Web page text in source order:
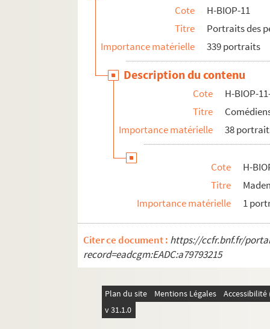
Cote
H-BIOP-11
Titre
Portraits des
Importance matérielle
339 portraits
Description du contenu
Cote
H-BIOP-
Titre
Importance matérielle
38
Cote
H-
Titre
Importance matérielle
1
Citer ce document : https://ccfr.bnf.fr/
record=eadcgm:EADC:a79793215
Plan du site Mentions Légales
v 31.1.0